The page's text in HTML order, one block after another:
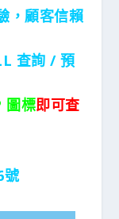
，顧客信賴
查詢 / 預
圖標即可查
號